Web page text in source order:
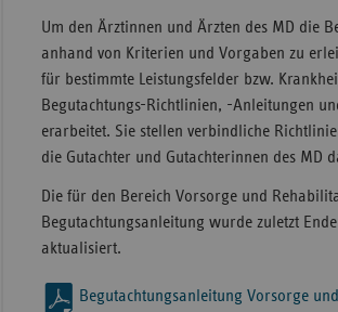
Um den Ärztinnen und Ärzten des MD die
anhand von Kriterien und Vorgaben zu
für bestimmte Leistungsfelder bzw.
Begutachtungs-Richtlinien, -Anleitungen
erarbeitet. Sie stellen verbindliche
die Gutachter und Gutachterinnen des MD
Die für den Bereich Vorsorge und
Begutachtungsanleitung wurde zuletzt Ende
aktualisiert.
Begutachtungsanleitung Vorsorge